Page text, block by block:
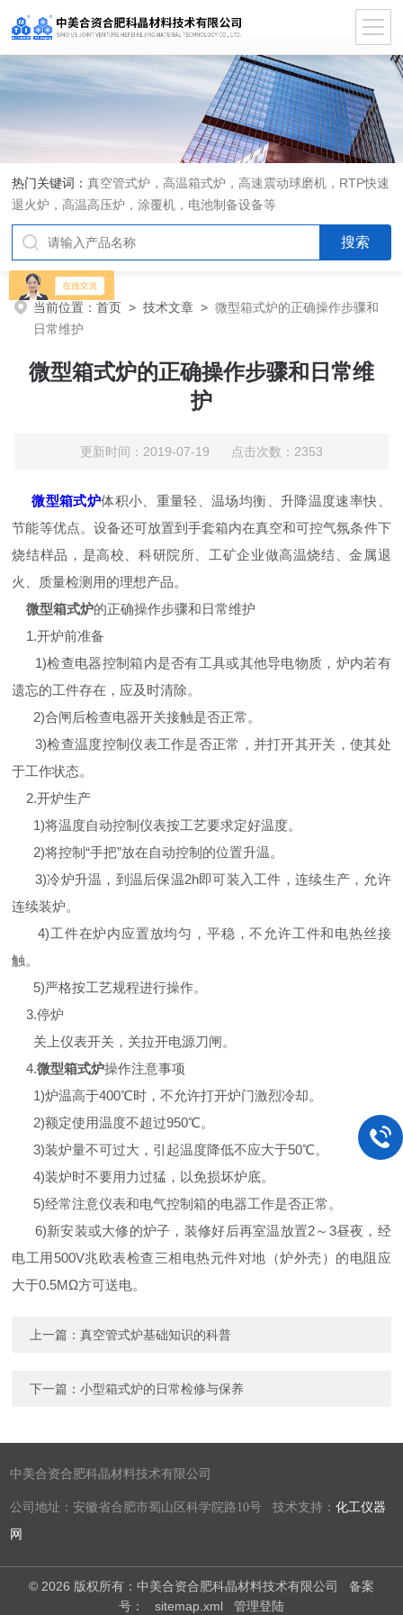
热门关键词：真空管式炉，高温箱式炉，高速震动球磨机，RTP快速
退火炉，高温高压炉，涂覆机，电池制备设备等
当前位置：首页 >技术文章 >微型箱式炉的正确操作步骤和
日常维护
微型箱式炉的正确操作步骤和日常维
护
更新时间：2019-07-19 点击次数：2353
微型箱式炉体积小、重量轻、温场均衡、升降温度速率快、
节能等优点。设备还可放置到手套箱内在真空和可控气氛条件下
烧结样品，是高校、科研院所、工矿企业做高温烧结、金属退
火、质量检测用的理想产品。
微型箱式炉的正确操作步骤和日常维护
1.开炉前准备
1)检查电器控制箱内是否有工具或其他导电物质，炉内若有
遗忘的工件存在，应及时清除。
2)合闸后检查电器开关接触是否正常。
3)检查温度控制仪表工作是否正常，并打开其开关，使其处
于工作状态。
2.开炉生产
1)将温度自动控制仪表按工艺要求定好温度。
2)将控制“手把”放在自动控制的位置升温。
3)冷炉升温，到温后保温2h即可装入工件，连续生产，允许
连续装炉。
4)工件在炉内应置放均匀，平稳，不允许工件和电热丝接
触。
5)严格按工艺规程进行操作。
3.停炉
关上仪表开关，关拉开电源刀闸。
4.微型箱式炉操作注意事项
1)炉温高于400℃时，不允许打开炉门激烈冷却。
2)额定使用温度不超过950℃。
3)装炉量不可过大，引起温度降低不应大于50℃。
4)装炉时不要用力过猛，以免损坏炉底。
5)经常注意仪表和电气控制箱的电器工作是否正常。
6)新安装或大修的炉子，装修好后再室温放置2～3昼夜，经
电工用500V兆欧表检查三相电热元件对地（炉外壳）的电阻应
大于0.5MΩ方可送电。
上一篇：真空管式炉基础知识的科普
下一篇：小型箱式炉的日常检修与保养
中美合资合肥科晶材料技术有限公司
公司地址：安徽省合肥市蜀山区科学院路10号 技术支持：化工仪器
网
© 2026 版权所有：中美合资合肥科晶材料技术有限公司 备案
号：
sitemap.xml 管理登陆